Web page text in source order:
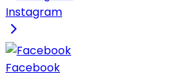
Instagram
Facebook